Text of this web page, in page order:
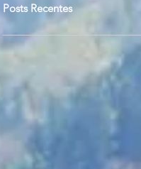
Posts Recentes